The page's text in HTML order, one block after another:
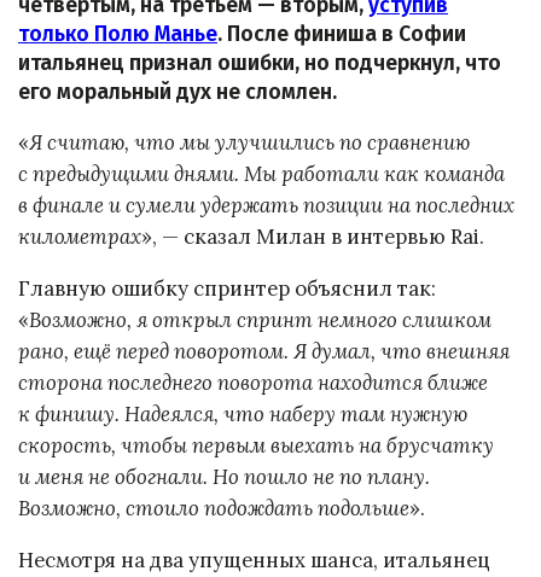
только Полю Манье. После финиша в Софии
итальянец признал ошибки, но подчеркнул, что
его моральный дух не сломлен.
«Я считаю, что мы улучшились по сравнению
с предыдущими днями. Мы работали как команда
в финале и сумели удержать позиции на последних
километрах», — сказал Милан в интервью Rai.
Главную ошибку спринтер объяснил так:
«Возможно, я открыл спринт немного слишком
рано, ещё перед поворотом. Я думал, что внешняя
сторона последнего поворота находится ближе
к финишу. Надеялся, что наберу там нужную
скорость, чтобы первым выехать на брусчатку
и меня не обогнали. Но пошло не по плану.
Возможно, стоило подождать подольше».
Несмотря на два упущенных шанса, итальянец